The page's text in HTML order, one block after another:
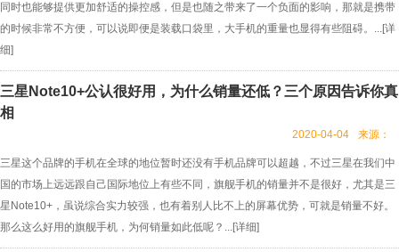
同时也能够提供更加舒适的操控感，但是也随之带来了一个负面的影响，那就是携带
的时候非常不方便，可以说即便是装载口袋里，大手机的重量也显得有些阻碍。...[详
细]
三星Note10+公认很好用，为什么销量还低？三个原因告诉你真
相
来源：
2020-04-04
三星这个品牌的手机在全球的地位暂时还没有手机品牌可以超越，不过三星在我们中
国的市场上远远跟自己国际地位上有些不同，旗舰手机的销量并不是很好，尤其是三
星Note10+，虽说综合实力较强，也有着别人比不上的屏幕优势，可就是销量不好。
那么这么好用的旗舰手机，为何销量如此低呢？...[详细]